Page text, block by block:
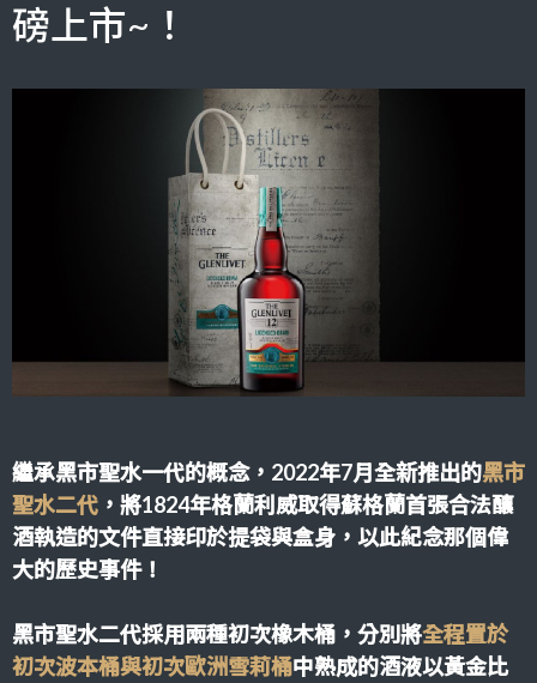
磅上市~！
繼承黑市聖水一代的概念，2022年7月全新推出的黑市
聖水二代 ，將1824年格蘭利威取得蘇格蘭首張合法釀
酒執造的文件直接印於提袋與盒身，以此紀念那個偉
大的歷史事件！
黑市聖水二代採用兩種初次橡木桶，分別將全程置於
初次波本桶與初次歐洲雪莉桶中熟成的酒液以黃金比